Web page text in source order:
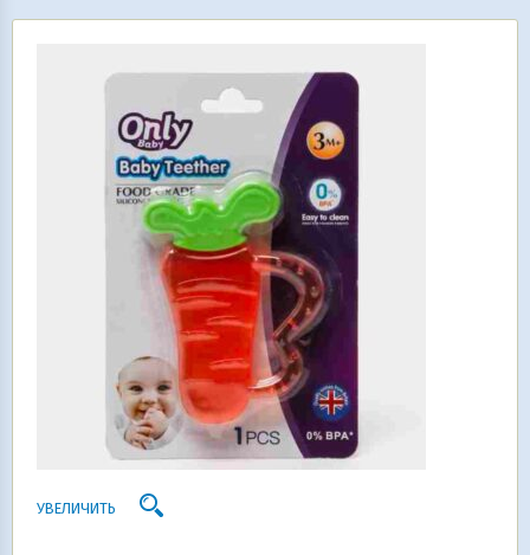
УВЕЛИЧИТЬ